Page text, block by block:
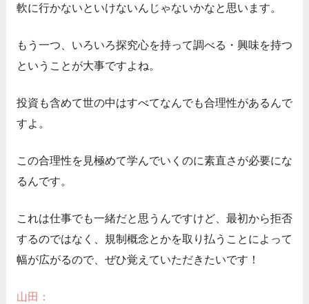
軟に行かないといけないんじゃないかなと思います。
もう一つ、いろいろ探究心を持って調べる・興味を持つ
ということが大事ですよね。
投資も含めて世の中はすべてなんでも合理性があるんで
すよ。
この合理性を見極めて学んでいくのに素直さが必要にな
るんです。
これは仕事でも一緒だと思うんですけど、最初から拒否
するのではなく、規制概念とかを取り払うことによって
幅が広がるので、ぜひ覚えていただきたいです！
山田：